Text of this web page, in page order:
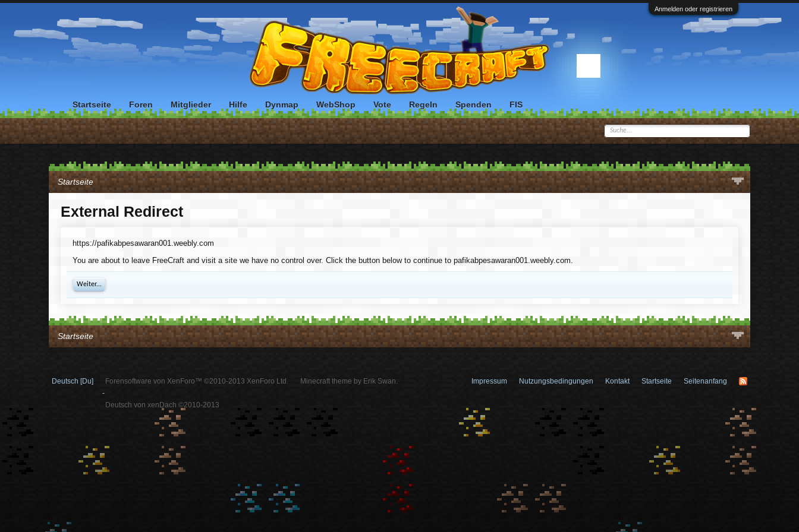
Anmelden oder registrieren
Startseite
External Redirect
https://pafikabpesawaran001.weebly.com
You are about to leave FreeCraft and visit a site we have no control over. Click the button below to continue to pafikabpesawaran001.weebly.com.
Weiter...
Startseite
Startseite Foren Mitglieder Hilfe Dynmap WebShop Vote Regeln Spenden FIS
Deutsch [Du]
Forensoftware von XenForo™ ©2010-2013 XenForo Ltd.
-
Deutsch von xenDach ©2010-2013
Minecraft theme by Erik Swan. Impressum Nutzungsbedingungen Kontakt Startseite Seitenanfang